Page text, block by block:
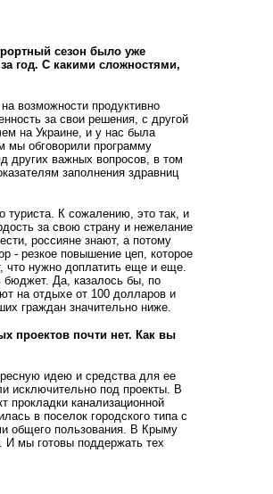
сезон было уже
год. С какими сложностями,
возможности продуктивно
за свои решения, с другой
на Украине, и у нас была
мы обговорили программу
других важных вопросов, в том
заполнения здравниц
туриста. К сожалению, это так, и
за свою страну и нежелание
россияне знают, а потому
- резкое повышение цеп, которое
что нужно доплатить еще и еще.
бюджет. Да, казалось бы, по
на отдыхе от 100 долларов и
граждан значительно ниже.
проектов почти нет. Как вы
идею и средства для ее
исключительно под проекты. В
прокладки канализационной
в поселок городского типа с
общего пользования. В Крыму
И мы готовы поддержать тех